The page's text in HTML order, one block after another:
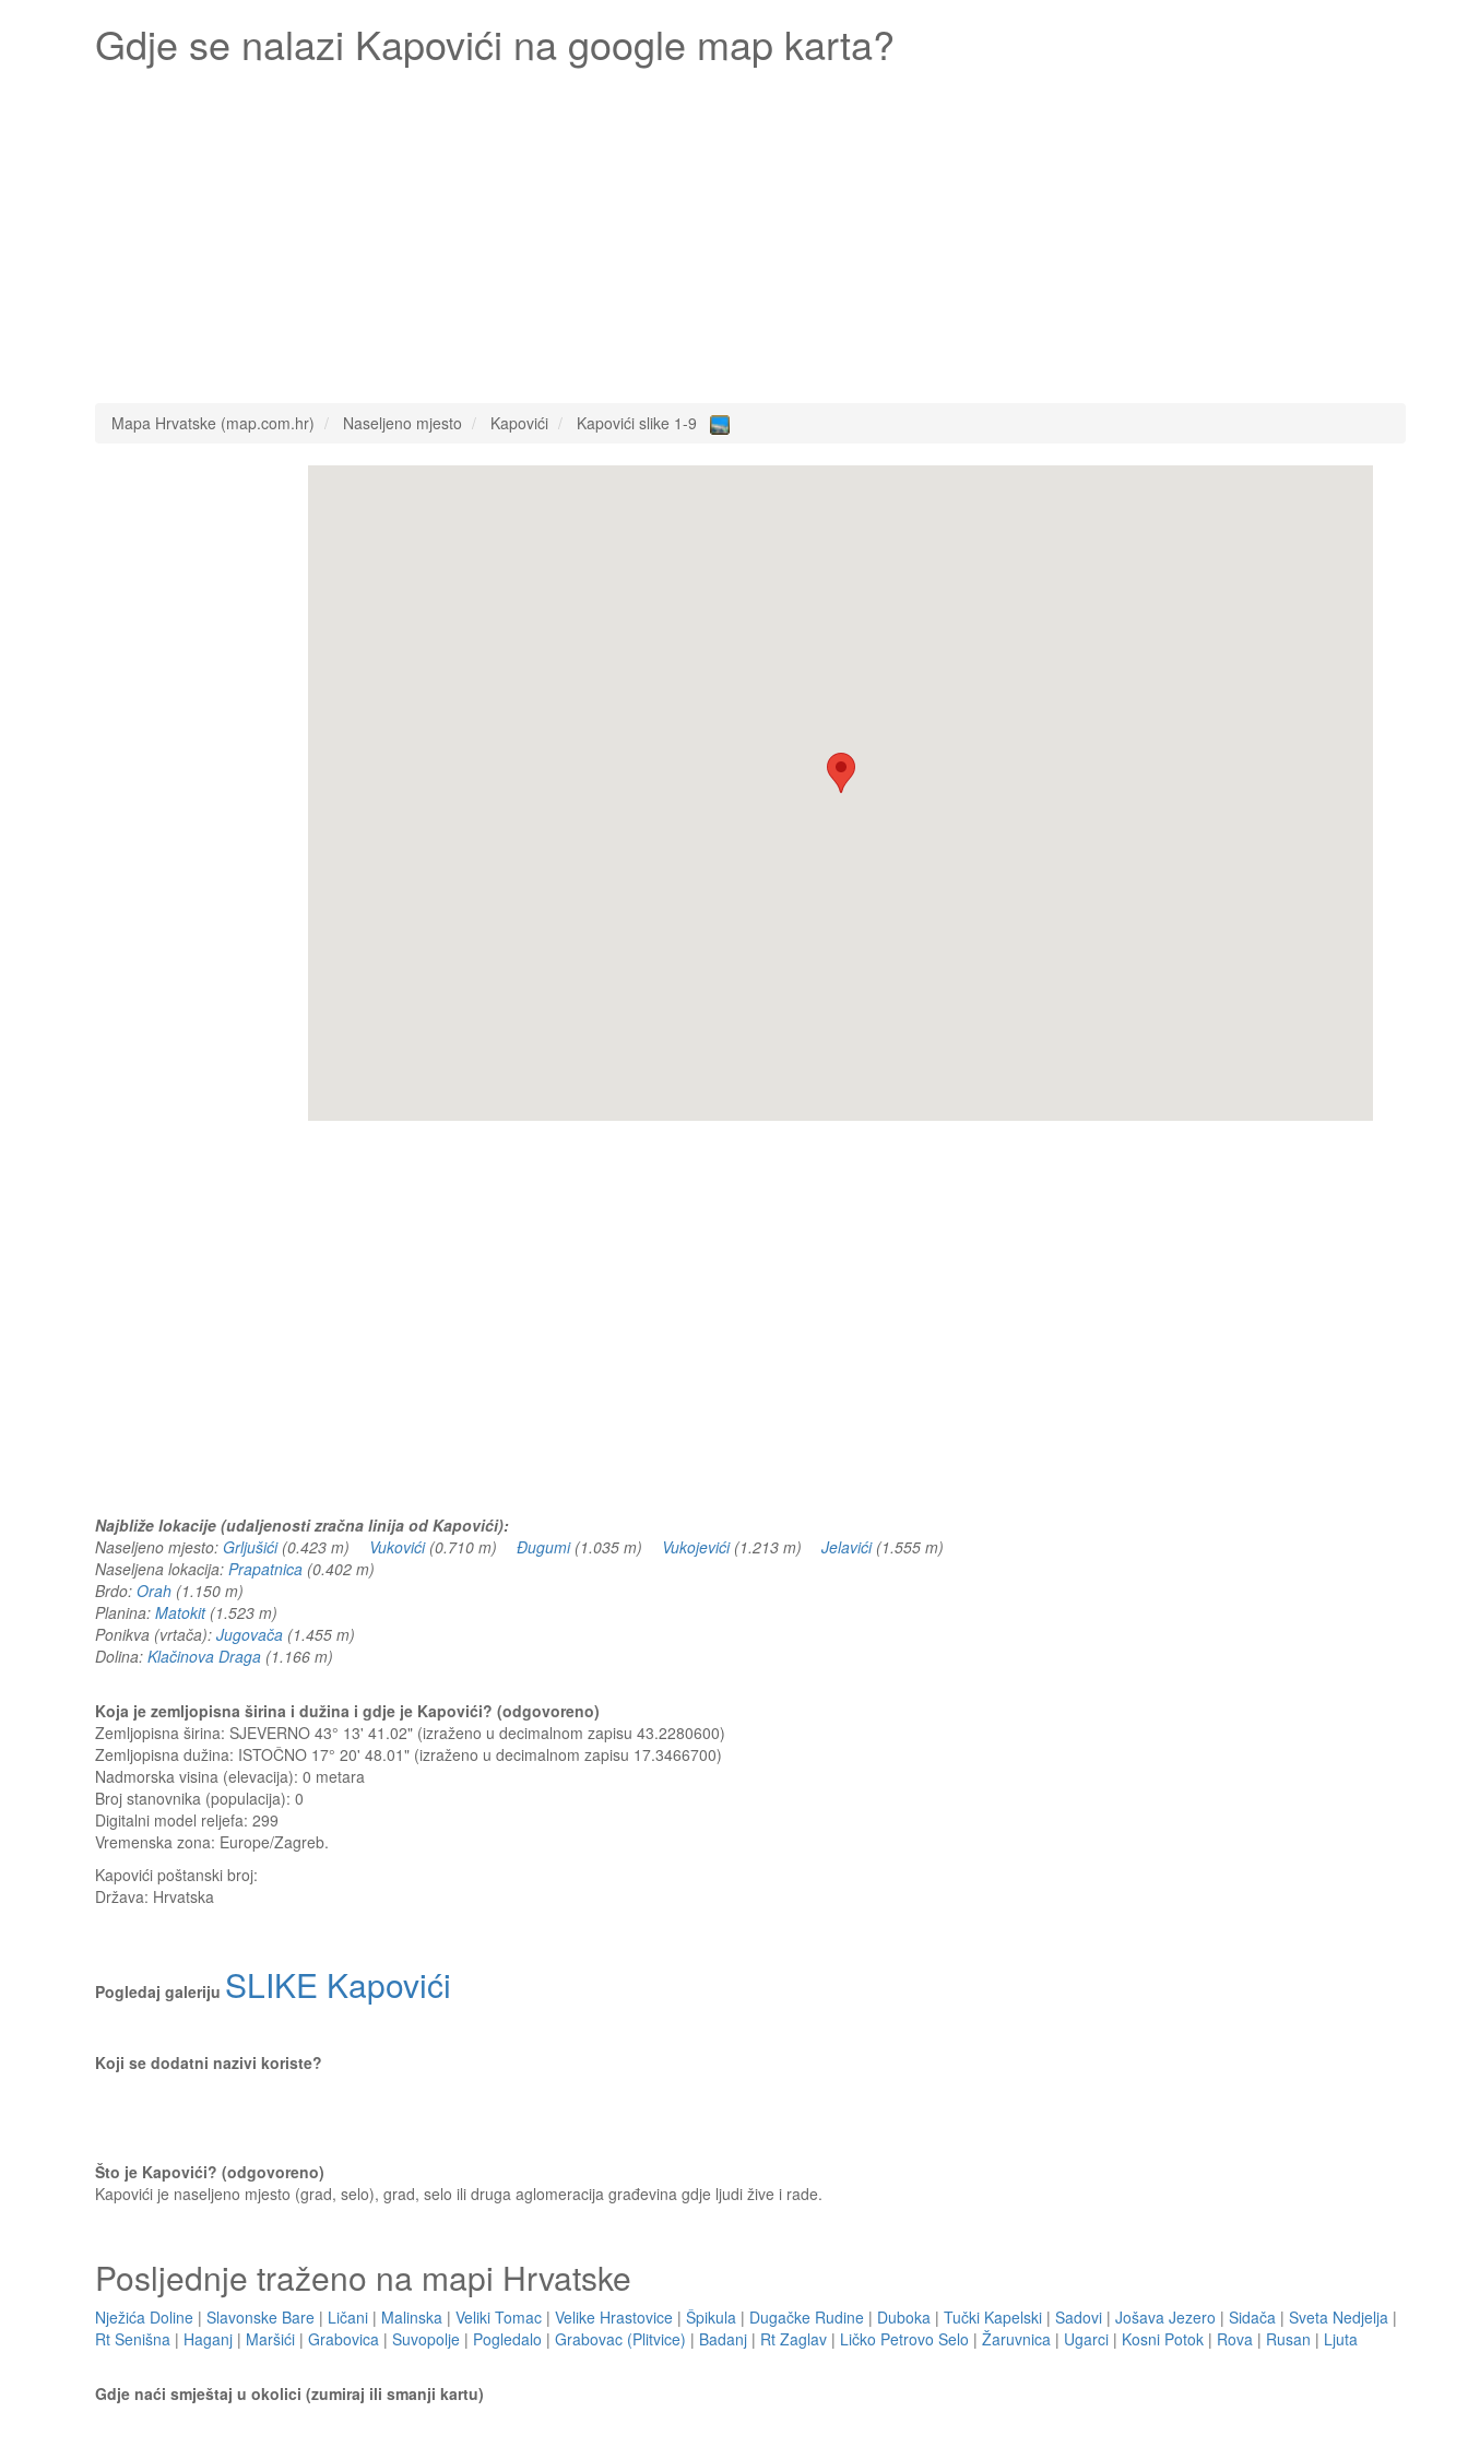
Gdje se nalazi Kapovići na google map karta?
Mapa Hrvatske (map.com.hr) Naseljeno mjesto Kapovići Kapovići slike 1-9
Najbliže lokacije (udaljenosti zračna linija od Kapovići):
Naseljeno mjesto: Grljušići(0.423 m) Vukovići(0.710 m) Đugumi(1.035 m) Vukojevići(1.213 m) Jelavići(1.555 m)
Naseljena lokacija: Prapatnica (0.402 m)
Brdo: Orah (1.150 m)
Planina: Matokit(1.523 m)
Ponikva (vrtača): Jugovača (1.455 m)
Dolina: Klačinova Draga (1.166 m)
Koja je zemljopisna širina i dužina i gdje je Kapovići? (odgovoreno)
Zemljopisna širina: SJEVERNO 43° 13' 41.02" (izraženo u decimalnom zapisu 43.2280600)
Zemljopisna dužina: ISTOČNO 17° 20' 48.01" (izraženo u decimalnom zapisu 17.3466700)
Nadmorska visina (elevacija): 0 metara
Broj stanovnika (populacija): 0
Digitalni model reljefa: 299
Vremenska zona: Europe/Zagreb.
Kapovići poštanski broj:
Država: Hrvatska
Pogledaj galeriju SLIKE Kapovići
Koji se dodatni nazivi koriste?
Što je Kapovići? (odgovoreno)
Kapovići je naseljeno mjesto (grad, selo), grad, selo ili druga aglomeracija građevina gdje ljudi žive i rade.
Posljednje traženo na mapi Hrvatske
Nježića Doline | Slavonske Bare | Ličani | Malinska | Veliki Tomac | Velike Hrastovice | Špikula | Dugačke Rudine | Duboka | Tučki Kapelski | Sadovi | Jošava Jezero | Sidača | Sveta Nedjelja |
Rt Senišna | Haganj | Maršići | Grabovica | Suvopolje | Pogledalo | Grabovac (Plitvice) | Badanj | Rt Zaglav | Ličko Petrovo Selo | Žaruvnica | Ugarci | Kosni Potok | Rova | Rusan | Ljuta
Gdje naći smještaj u okolici (zumiraj ili smanji kartu)